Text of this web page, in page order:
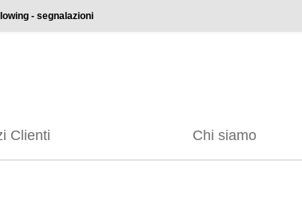
- segnalazioni
Clienti Chi siamo